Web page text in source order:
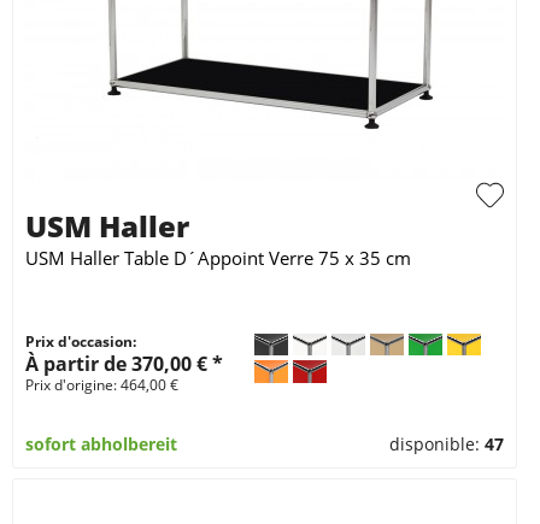
USM Haller
USM Haller Table D´Appoint Verre 75 x 35 cm
Prix d'occasion:
À partir de 370,00 € *
Prix d'origine: 464,00 €
sofort abholbereit disponible:47